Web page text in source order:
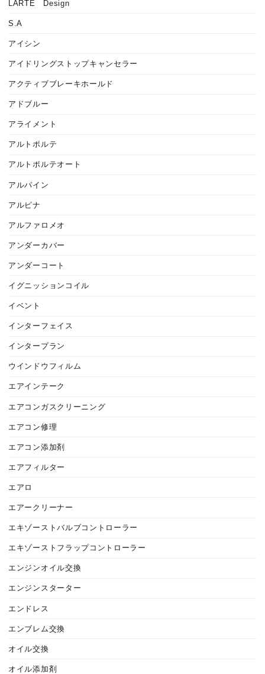
LARTE Design
S.A
アイシン
アイドリングストップキャンセラー
アクティブブレーキホールド
アドブルー
アライメント
アルトポルテ
アルトポルテオート
アルパイン
アルピナ
アルファロメオ
アンダーカバー
アンダーコート
イグニッションコイル
イベント
インターフェイス
インタープラン
ウインドウフィルム
エアインテーク
エアコンガスクリーニング
エアコン修理
エアコン添加剤
エアフィルター
エアロ
エアークリーナー
エキゾーストバルブコントローラー
エキゾーストフラップコントローラー
エンジンオイル交換
エンジンスターター
エンドレス
エンブレム交換
オイル交換
オイル添加剤